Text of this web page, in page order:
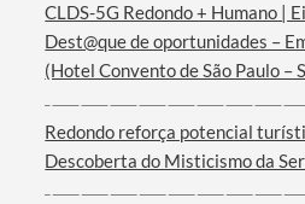
CLDS-5G Redondo + Humano |
Dest@que de oportunidades –
(Hotel Convento de São Paulo –
Redondo reforça potencial
Descoberta do Misticismo da